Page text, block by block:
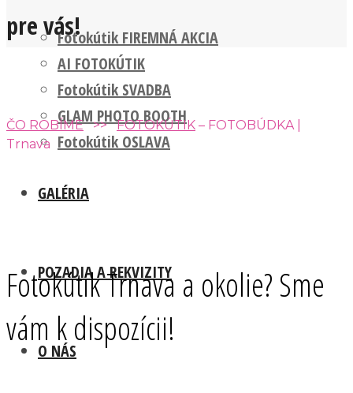
Fotokútik FIREMNÁ AKCIA
AI FOTOKÚTIK
Fotokútik SVADBA
GLAM PHOTO BOOTH
Fotokútik OSLAVA
GALÉRIA
POZADIA A REKVIZITY
O NÁS
pre vás!
ČO ROBÍME>>FOTOKÚTIK – FOTOBÚDKA |
Trnava
Fotokútik Trnava a okolie? Sme
vám k dispozícii!